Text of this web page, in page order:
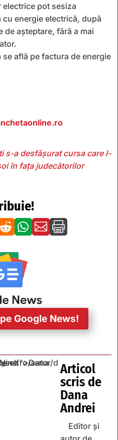
pot sesiza
energie electrică, după
așteptare, fără a mai
află pe factura de energie
s-a desfășurat cursa care l-
în fața judecătorilor
   
Google News!
Articol
scris de
Dana
Andrei
Editor și